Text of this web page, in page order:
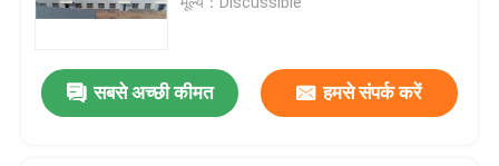
सबसे अच्छी कीमत हमसे संपर्क करें